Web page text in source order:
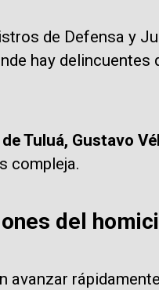
de Defensa y
hay delincuentes
Tuluá, Gustavo
compleja.
del
avanzar